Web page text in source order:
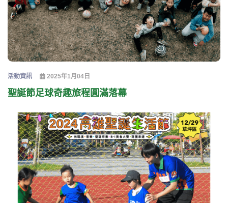
活動資訊 2025年1月04日
聖誕節足球奇趣旅程圓滿落幕